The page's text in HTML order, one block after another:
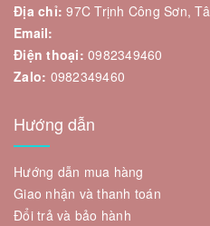
Địa chỉ: 97C Trịnh Công Sơn,
Email:
Điện thoại: 0982349460
Zalo: 0982349460
Hướng dẫn
Hướng dẫn mua hàng
Giao nhận và thanh toán
Đổi trả và bảo hành